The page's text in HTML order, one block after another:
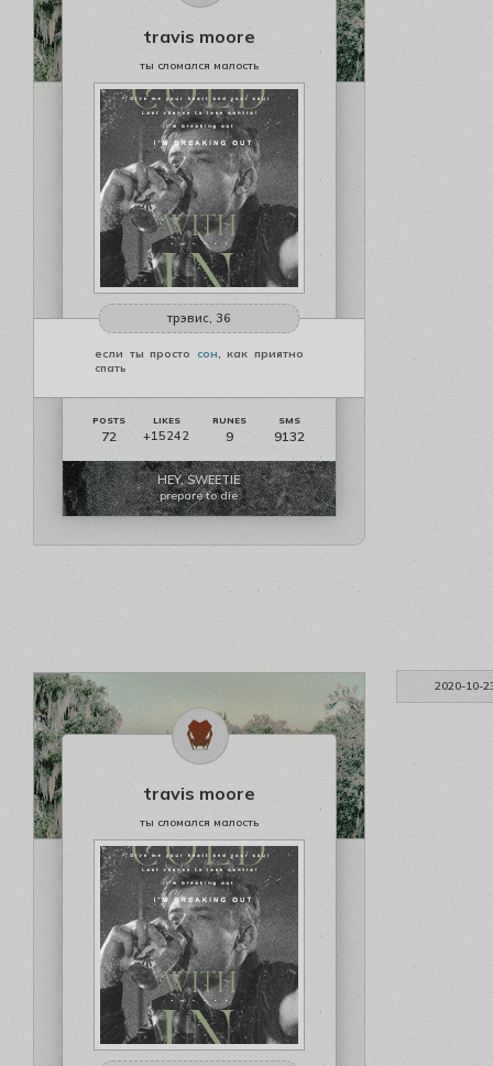
travis moore
ты сломался малость
трэвис, 36
если ты просто сон , как приятно
спать
72 +15242 9 9132
HEY, SWEETIE
prepare to die
2020-10-
travis moore
ты сломался малость